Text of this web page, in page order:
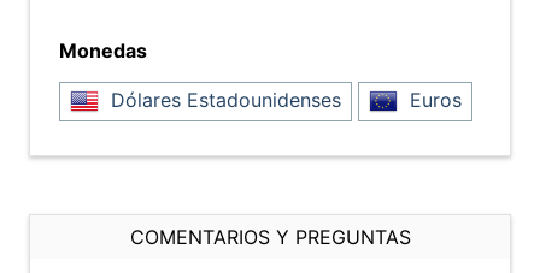
Monedas
Dólares Estadounidenses Euros
COMENTARIOS Y PREGUNTAS